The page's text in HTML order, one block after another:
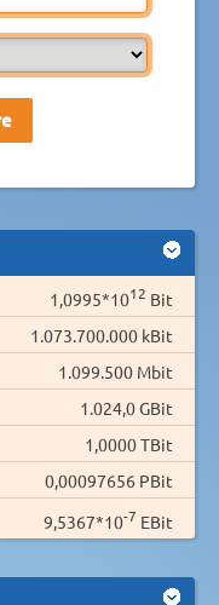
1,0995*1012 Bit
1.073.700.000 kBit
1.099.500 Mbit
1.024,0 GBit
1,0000 TBit
0,00097656 PBit
9,5367*10-7 EBit